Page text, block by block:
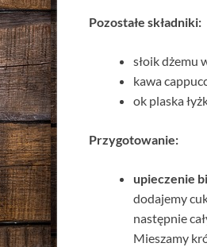
Pozostałe składniki:
słoik dżemu
kawa
ok plaska
Przygotowanie:
upieczenie
dodajemy
następnie
Mieszamy